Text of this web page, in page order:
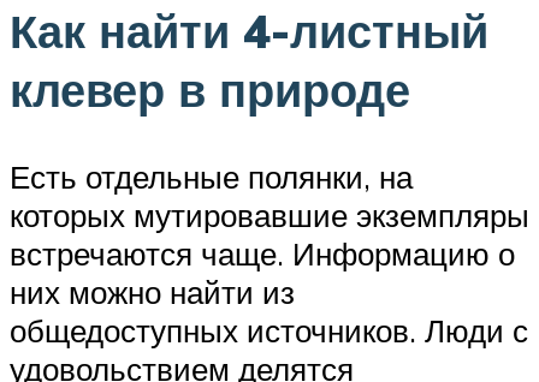
Как найти 4-листный
клевер в природе
Есть отдельные полянки, на
которых мутировавшие экземпляры
встречаются чаще. Информацию о
них можно найти из
общедоступных источников. Люди с
удовольствием делятся